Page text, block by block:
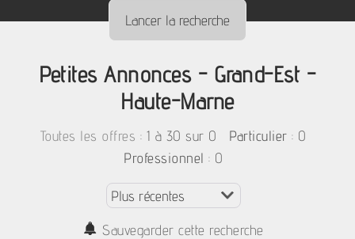
Petites Annonces - Grand-Est -
Haute-Marne
Toutes les offres : 1 à 30 sur 0 Particulier : 0
Professionnel : 0
Sauvegarder cette recherche